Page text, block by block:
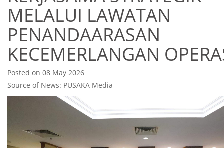
MELALUI LAWATAN
PENANDAARASAN
KECEMERLANGAN
Posted on 08 May 2026
Source of News: PUSAKA Media